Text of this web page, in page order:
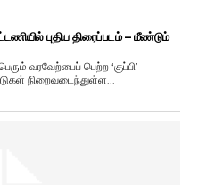
புதிய திரைப்படம் – மீண்டும்
வரவேற்பைப் பெற்ற ‘குப்பி’
நிறைவடைந்துள்ள...